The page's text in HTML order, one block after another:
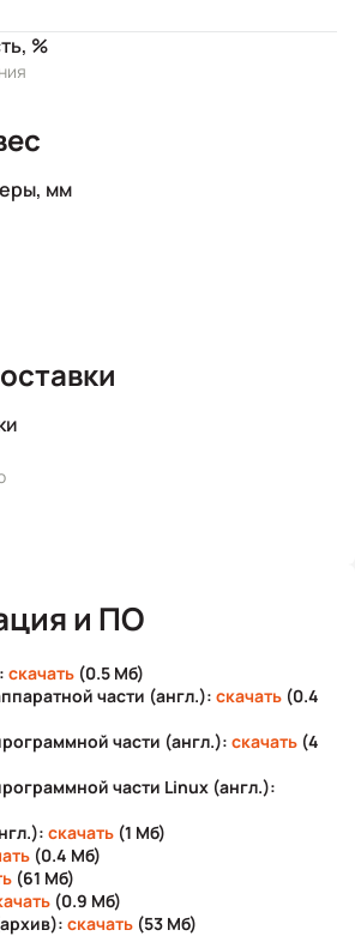
%
мм
и ПО
скачать (0.5 Мб)
части (англ.): скачать (0.4
части (англ.): скачать (4
части Linux (англ.):
скачать (1 Мб)
(0.4 Мб)
(61 Мб)
(0.9 Мб)
скачать (53 Мб)